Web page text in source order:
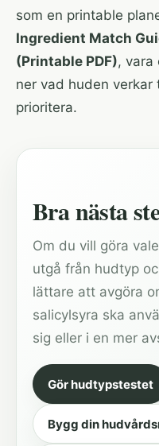
som en printable
Ingredient Match
(Printable PDF), vara
ner vad huden verkar
prioritera.
Bra nästa
Om du vill göra
utgå från hudtyp
lättare att avgöra
salicylsyra ska
sig eller i en mer
Gör hudtypstestet
Bygg din